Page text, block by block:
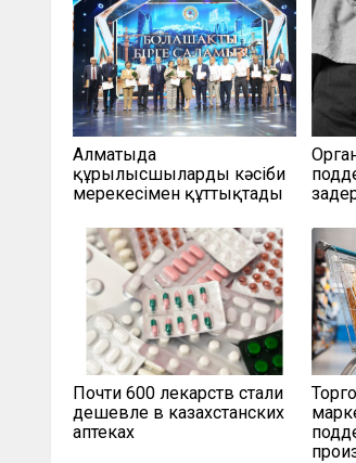
Алматыда
құрылысшыларды кәсіби
мерекесімен құттықтады
Почти 600 лекарств стали
дешевле в казахстанских
аптеках